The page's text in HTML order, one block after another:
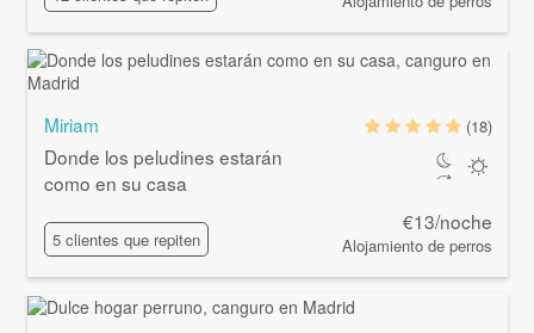
Miriam
Donde los peludines estarán
como en su casa
5 clientes que repiten
(18)
€13/noche
Alojamiento de perros